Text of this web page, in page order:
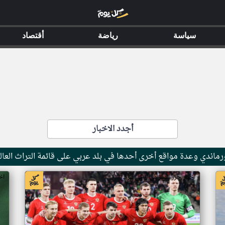
أجدد الاخبار
وعدة مواقع أخرى أحدها في بلد عربي على قائمة التراث
اخبار جزر القمر من ار تي عربي
سياسة رياضة أقتصاد